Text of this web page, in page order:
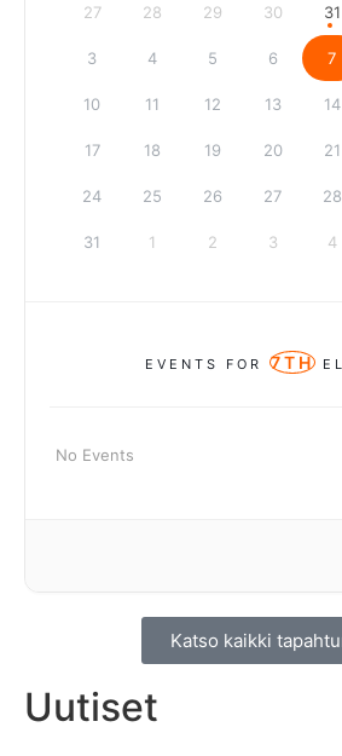
Uutiset
27 28 29 30 31
3 4 5 6 7
10 11 12 13 14
17 18 19 20 21
24 25 26 27 28
31 1 2 3 4
EVENTS FOR 7TH
No Events
Katso kaikki